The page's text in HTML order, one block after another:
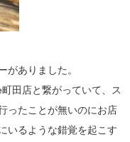
がありました。
田店と繋がっていて、ス
ったことが無いのにお店
いるような錯覚を起こす